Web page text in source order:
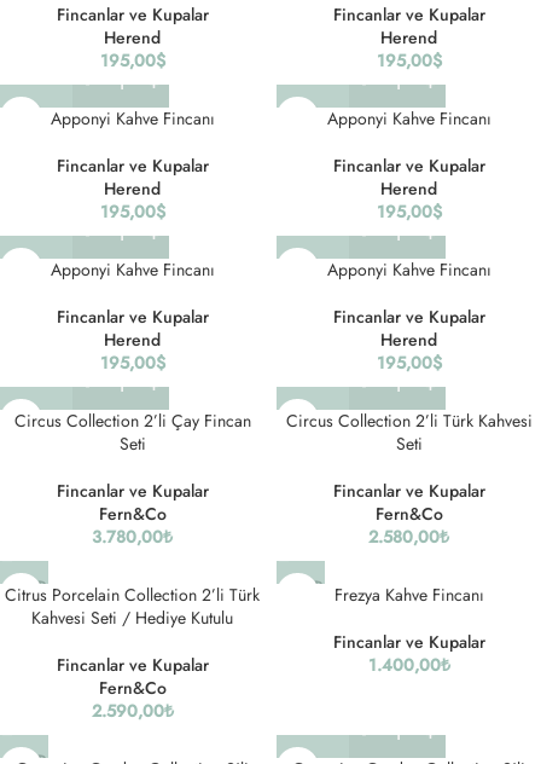
Fincanlar ve Kupalar
Herend
195,00$
Fincanlar ve Kupalar
Herend
195,00$
Apponyi Kahve Fincanı
Fincanlar ve Kupalar
Herend
195,00$
Apponyi Kahve Fincanı
Fincanlar ve Kupalar
Herend
195,00$
Apponyi Kahve Fincanı
Fincanlar ve Kupalar
Herend
195,00$
Apponyi Kahve Fincanı
Fincanlar ve Kupalar
Herend
195,00$
Circus Collection 2’li Çay Fincan
Seti
Fincanlar ve Kupalar
Fern&Co
3.780,00₺
Circus Collection 2’li Türk Kahvesi
Seti
Fincanlar ve Kupalar
Fern&Co
2.580,00₺
SOLD
OUT
Citrus Porcelain Collection 2’li Türk
Kahvesi Seti / Hediye Kutulu
Fincanlar ve Kupalar
Fern&Co
2.590,00₺
SOLD
Frezya Kahve Fincanı
Fincanlar ve Kupalar
1.400,00₺
SOLD